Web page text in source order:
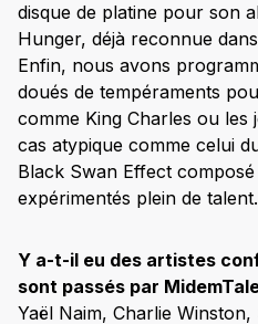
disque de platine pour son
Hunger, déjà reconnue
Enfin, nous avons
doués de tempéraments
comme King Charles ou les
cas atypique comme celui
Black Swan Effect composé
expérimentés plein de talent.
Y a-t-il eu des artistes
sont passés par
Yaël Naim, Charlie